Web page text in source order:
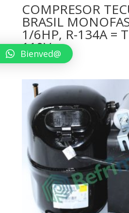
COMPRESOR
BRASIL
1/6HP, R-134A =
110V
Bienved@